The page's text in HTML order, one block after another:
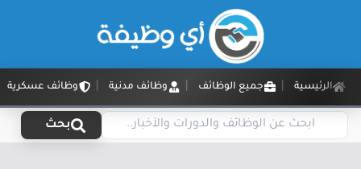
الرئيسية جميع الوظائف وظائف مدنية وظائف عسكرية
بحث